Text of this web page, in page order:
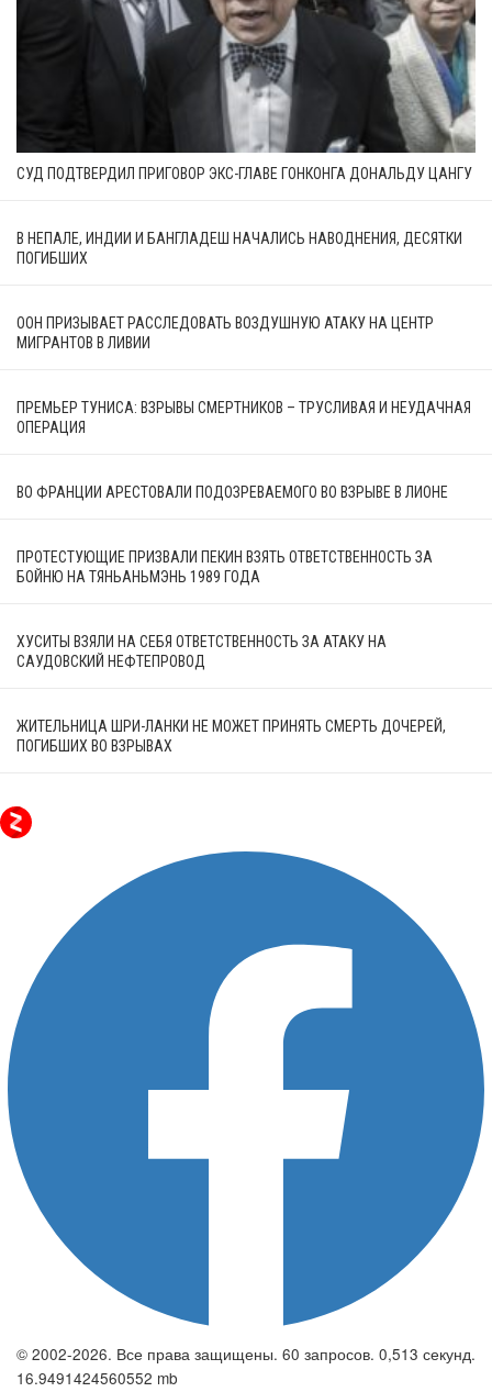
СУД ПОДТВЕРДИЛ ПРИГОВОР ЭКС-ГЛАВЕ ГОНКОНГА ДОНАЛЬДУ ЦАНГУ
В НЕПАЛЕ, ИНДИИ И БАНГЛАДЕШ НАЧАЛИСЬ НАВОДНЕНИЯ, ДЕСЯТКИ
ПОГИБШИХ
ООН ПРИЗЫВАЕТ РАССЛЕДОВАТЬ ВОЗДУШНУЮ АТАКУ НА ЦЕНТР
МИГРАНТОВ В ЛИВИИ
ПРЕМЬЕР ТУНИСА: ВЗРЫВЫ СМЕРТНИКОВ – ТРУСЛИВАЯ И НЕУДАЧНАЯ
ОПЕРАЦИЯ
ВО ФРАНЦИИ АРЕСТОВАЛИ ПОДОЗРЕВАЕМОГО ВО ВЗРЫВЕ В ЛИОНЕ
ПРОТЕСТУЮЩИЕ ПРИЗВАЛИ ПЕКИН ВЗЯТЬ ОТВЕТСТВЕННОСТЬ ЗА
БОЙНЮ НА ТЯНЬАНЬМЭНЬ 1989 ГОДА
ХУСИТЫ ВЗЯЛИ НА СЕБЯ ОТВЕТСТВЕННОСТЬ ЗА АТАКУ НА
САУДОВСКИЙ НЕФТЕПРОВОД
ЖИТЕЛЬНИЦА ШРИ-ЛАНКИ НЕ МОЖЕТ ПРИНЯТЬ СМЕРТЬ ДОЧЕРЕЙ,
ПОГИБШИХ ВО ВЗРЫВАХ
© 2002-2026. Все права защищены. 60 запросов. 0,513 секунд.
16.9491424560552 mb